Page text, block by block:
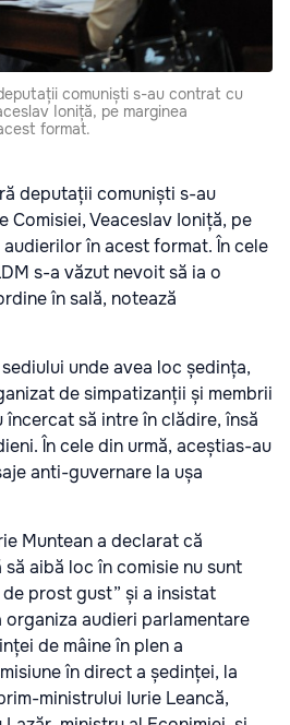
comuniști s-au contrat cu
Ioniță, pe marginea
format.
deputații comuniști s-au
Veaceslav Ioniță, pe
în acest format. În cele
s-a văzut nevoit să ia o
în sală, notează
unde avea loc ședința,
de simpatizanții și membrii
încercat să intre în clădire, însă
În cele din urmă, aceștias-au
anti-guvernare la ușa
Muntean a declarat că
aibă loc în comisie nu sunt
prost gust” și a insistat
audieri parlamentare
de mâine în plen a
în direct a ședinței, la
ministrului Iurie Leancă,